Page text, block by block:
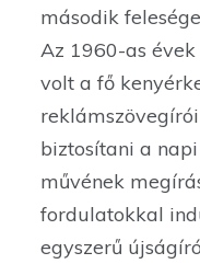
második
Az 1960-as
volt a fő
biztosítani a
művének
fordulatokkal
egyszerű